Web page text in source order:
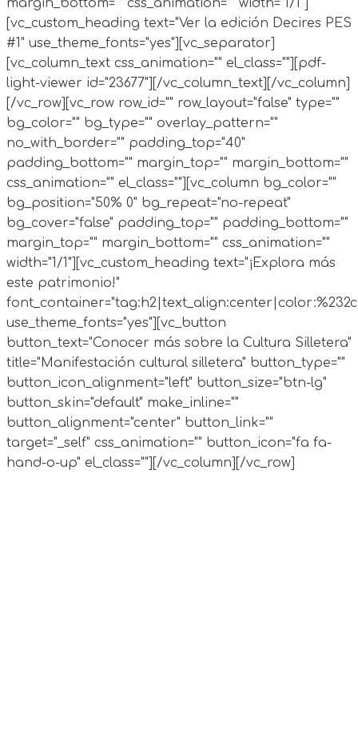
[vc_custom_heading text="Ver la edición Decires PES
#1" use_theme_fonts="yes"][vc_separator]
[vc_column_text css_animation="" el_class=""][pdf-
light-viewer id="23677"][/vc_column_text][/vc_column]
[/vc_row][vc_row row_id="" row_layout="false" type=""
bg_color="" bg_type="" overlay_pattern=""
no_with_border="" padding_top="40"
padding_bottom="" margin_top="" margin_bottom=""
css_animation="" el_class=""][vc_column bg_color=""
bg_position="50% 0" bg_repeat="no-repeat"
bg_cover="false" padding_top="" padding_bottom=""
margin_top="" margin_bottom="" css_animation=""
width="1/1"][vc_custom_heading text="¡Explora más
este patrimonio!"
use_theme_fonts="yes"][vc_button
button_text="Conocer más sobre la Cultura Silletera"
title="Manifestación cultural silletera" button_type=""
button_icon_alignment="left" button_size="btn-lg"
button_skin="default" make_inline=""
button_alignment="center" button_link=""
target="_self" css_animation="" button_icon="fa fa-
hand-o-up" el_class=""][/vc_column][/vc_row]